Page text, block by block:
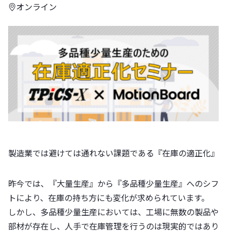
オンライン
製造業では避けては通れない課題である『在庫の適正化』
昨今では、『大量生産』から『多品種少量生産』へのシフ
トにより、在庫の持ち方にも変化が求められています。
しかし、多品種少量生産においては、工場に無数の製品や
部材が存在し、人手で在庫管理を行うのは現実的ではあり